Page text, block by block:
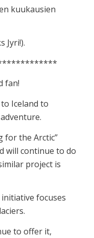
kuukausien
Jyri!).
fan!
Iceland to
for the Arctic”
will continue to do
project is
focuses
to offer it,